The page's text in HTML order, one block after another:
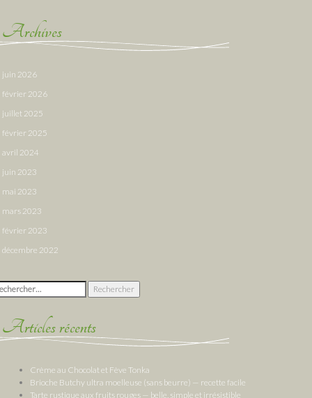
Archives
juin 2026
février 2026
juillet 2025
février 2025
avril 2024
juin 2023
mai 2023
mars 2023
février 2023
décembre 2022
:
Articles récents
Crème au Chocolat et Fève Tonka
Brioche Butchy ultra moelleuse (sans beurre) — recette facile
Tarte rustique aux fruits rouges — belle, simple et irrésistible